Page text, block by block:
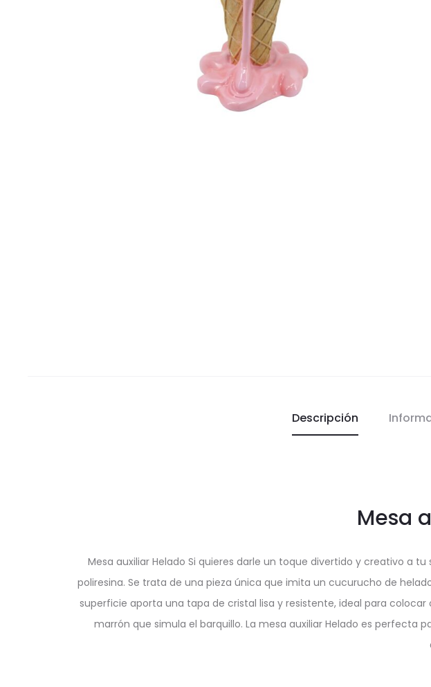
Descripción
Mesa
Mesa auxiliar Helado Si quieres darle un toque divertido y creativo a
poliresina. Se trata de una pieza única que imita un cucurucho de
superficie aporta una tapa de cristal lisa y resistente, ideal para
marrón que simula el barquillo. La mesa auxiliar Helado es